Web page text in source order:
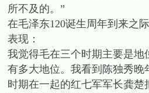
所不及的。”
在毛泽东120诞生周年到来之
表现：
我觉得毛在三个时期主要是
有多大地位。我看到陈独秀
时期在一起的红七军军长龚